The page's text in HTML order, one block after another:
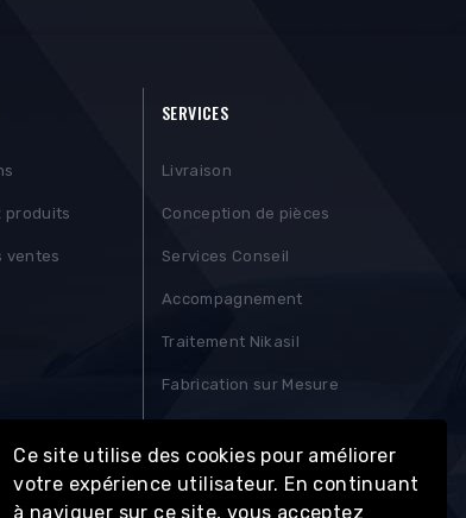
Ce site utilise des cookies pour améliorer
votre expérience utilisateur. En continuant
à naviguer sur ce site, vous acceptez
produits
ventes
SERVICES
Livraison
Conception de pièces
Services Conseil
Accompagnement
Traitement Nikasil
Fabrication sur Mesure